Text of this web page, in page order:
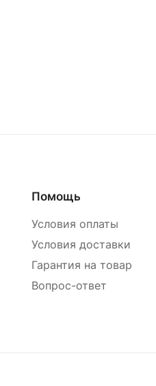
Помощь
Условия оплаты
Условия доставки
Гарантия на товар
Вопрос-ответ